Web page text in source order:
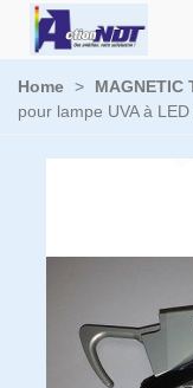
Home > MAGNETIC
pour lampe UVA à